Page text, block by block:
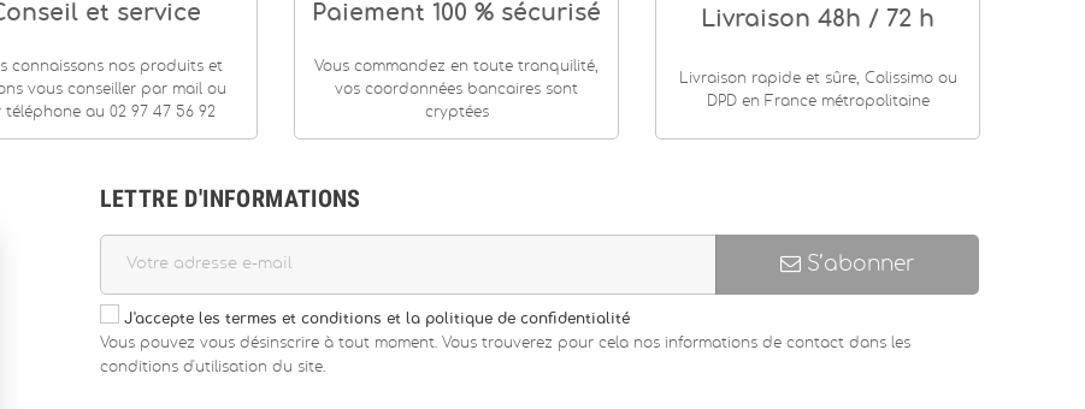
et service
connaissons nos produits et
vous conseiller par mail ou
téléphone au 02 97 47 56 92
Paiement 100 % sécurisé
Vous commandez en toute tranquilité,
vos coordonnées bancaires sont
cryptées
Livraison 48h / 72 h
Livraison rapide et sûre, Colissimo ou
DPD en France métropolitaine
LETTRE D'INFORMATIONS
S’abonner
J'accepte les termes et conditions et la politique de confidentialité
Vous pouvez vous désinscrire à tout moment. Vous trouverez pour cela nos informations de contact dans les
conditions d'utilisation du site.